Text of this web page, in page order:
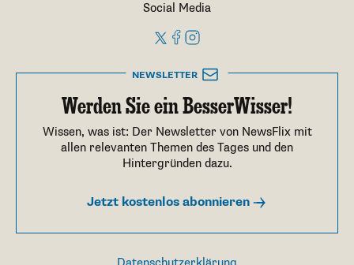
Social Media
NEWSLETTER
Werden Sie ein BesserWisser!
Wissen, was ist: Der Newsletter von NewsFlix mit
allen relevanten Themen des Tages und den
Hintergründen dazu.
Jetzt kostenlos abonnieren